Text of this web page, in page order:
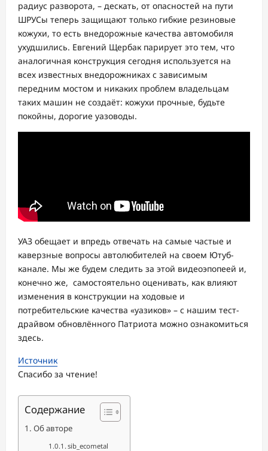
радиус разворота, – дескать, от опасностей на пути
ШРУСы теперь защищают только гибкие резиновые
кожухи, то есть внедорожные качества автомобиля
ухудшились. Евгений Щербак парирует это тем, что
аналогичная конструкция сегодня используется на
всех известных внедорожниках с зависимым
передним мостом и никаких проблем владельцам
таких машин не создаёт: кожухи прочные, будьте
покойны, дорогие уазоводы.
УАЗ обещает и впредь отвечать на самые частые и
каверзные вопросы автолюбителей на своем Ютуб-
канале. Мы же будем следить за этой видеоэпопеей и,
конечно же, самостоятельно оценивать, как влияют
изменения в конструкции на ходовые и
потребительские качества «уазиков» – с нашим тест-
драйвом обновлённого Патриота можно ознакомиться
здесь.
Источник
Спасибо за чтение!
Содержание
Об авторе
sib_ecometal